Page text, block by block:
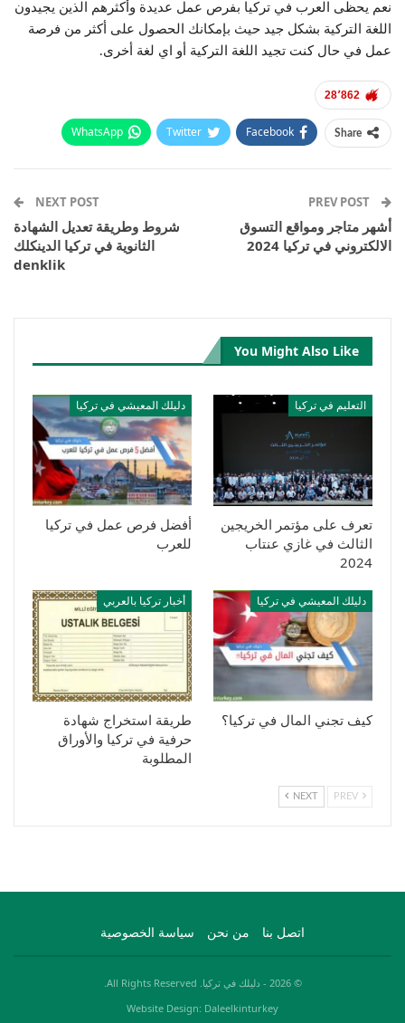
نعم يحظى العرب في تركيا بفرص عمل عديدة وأكثرهم الذين يجيدون
اللغة التركية بشكل جيد حيث بإمكانك الحصول على أكثر من فرصة
عمل في حال كنت تجيد اللغة التركية أو اي لغة أخرى.
28٬862
Share
Facebook
Twitter
WhatsApp
Facebook Messenger
أشهر متاجر ومواقع التسوق
الالكتروني في تركيا 2024
NEXT POST
شروط وطريقة تعديل الشهادة
الثانوية في تركيا الدينكلك
denklik
You Might Also Like
التعليم في تركيا
تعرف على مؤتمر الخريجين
الثالث في غازي عنتاب
2024
دليلك المعيشي في تركيا
أفضل فرص عمل في تركيا
للعرب
دليلك المعيشي في تركيا
كيف تجني المال في تركيا؟
أخبار تركيا بالعربي
طريقة استخراج شهادة
حرفية في تركيا والأوراق
المطلوبة
NEXT
اتصل بنا من نحن سياسة الخصوصية
© 2026 - دليلك في تركيا. All Rights Reserved.
Website Design: Daleelkinturkey